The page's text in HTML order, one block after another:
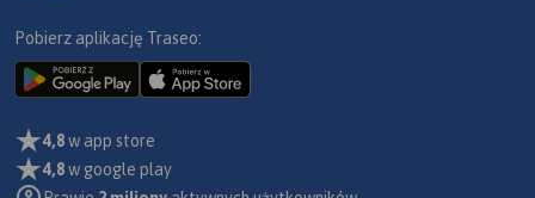
Pobierz aplikację Traseo:
4,8w app store
4,8w google play